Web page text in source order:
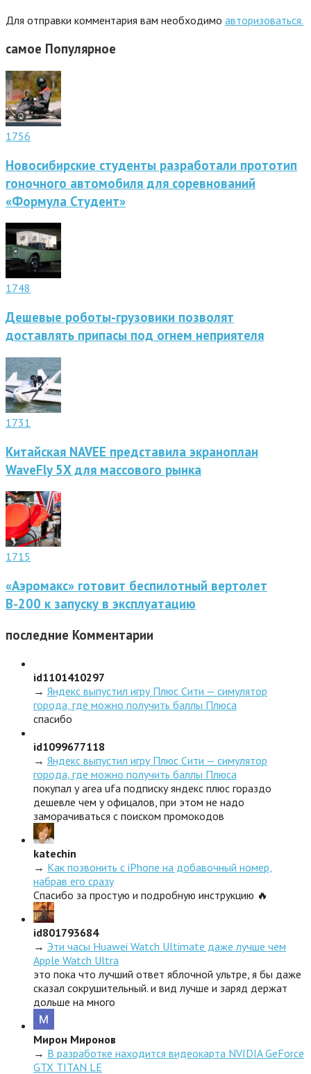
Для отправки комментария вам необходимо авторизоваться.
самое Популярное
1756
Новосибирские студенты разработали прототип
гоночного автомобиля для соревнований
«Формула Студент»
1748
Дешевые роботы-грузовики позволят
доставлять припасы под огнем неприятеля
1731
Китайская NAVEE представила экраноплан
WaveFly 5X для массового рынка
1715
«Аэромакс» готовит беспилотный вертолет
В-200 к запуску в эксплуатацию
последние Комментарии
id1101410297
→ Яндекс выпустил игру Плюс Сити — симулятор
города, где можно получить баллы Плюса
спасибо
id1099677118
→ Яндекс выпустил игру Плюс Сити — симулятор
города, где можно получить баллы Плюса
покупал у area ufa подписку яндекс плюс гораздо
дешевле чем у офицалов, при этом не надо
заморачиваться с поиском промокодов
katechin
→ Как позвонить с iPhone на добавочный номер,
набрав его сразу
Спасибо за простую и подробную инструкцию 🔥
id801793684
→ Эти часы Huawei Watch Ultimate даже лучше чем
Apple Watch Ultra
это пока что лучший ответ яблочной ультре, я бы даже
сказал сокрушительный. и вид лучше и заряд держат
дольше на много
Мирон Миронов
→ В разработке находится видеокарта NVIDIA GeForce
GTX TITAN LE